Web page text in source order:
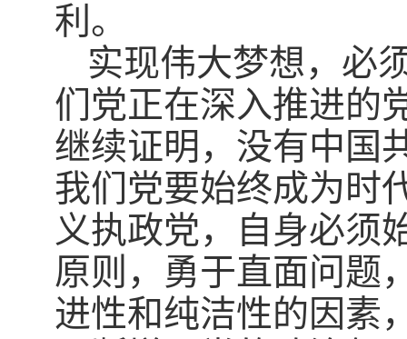
利。
实现伟大梦想，必
们党正在深入推进的
继续证明，没有中国
我们党要始终成为时
义执政党，自身必须
原则，勇于直面问题
进性和纯洁性的因素